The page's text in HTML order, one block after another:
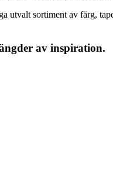
utvalt sortiment av färg,
av inspiration.